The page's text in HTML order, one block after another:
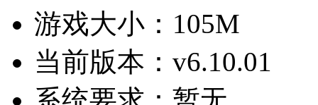
游戏大小： 105M
当前版本： v6.10.01